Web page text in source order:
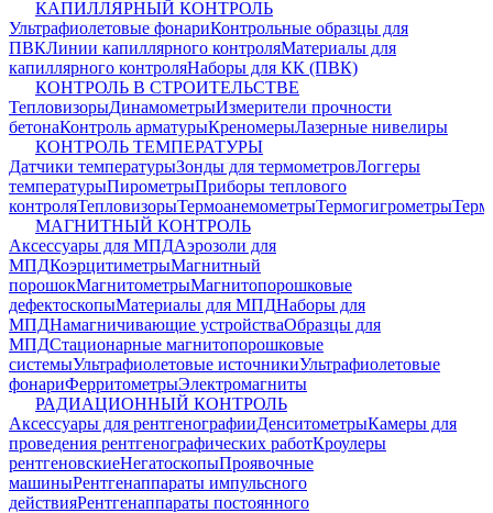
КАПИЛЛЯРНЫЙ КОНТРОЛЬ
Ультрафиолетовые фонариКонтрольные образцы для
ПВКЛинии капиллярного контроляМатериалы для
капиллярного контроляНаборы для КК (ПВК)
КОНТРОЛЬ В СТРОИТЕЛЬСТВЕ
ТепловизорыДинамометрыИзмерители прочности
бетонаКонтроль арматурыКреномерыЛазерные нивелиры
КОНТРОЛЬ ТЕМПЕРАТУРЫ
Датчики температурыЗонды для термометровЛоггеры
температурыПирометрыПриборы теплового
контроляТепловизорыТермоанемометрыТермогигрометры
МАГНИТНЫЙ КОНТРОЛЬ
Аксессуары для МПДАэрозоли для
МПДКоэрцитиметрыМагнитный
порошокМагнитометрыМагнитопорошковые
дефектоскопыМатериалы для МПДНаборы для
МПДНамагничивающие устройстваОбразцы для
МПДСтационарные магнитопорошковые
системыУльтрафиолетовые источникиУльтрафиолетовые
фонариФерритометрыЭлектромагниты
РАДИАЦИОННЫЙ КОНТРОЛЬ
Аксессуары для рентгенографииДенситометрыКамеры для
проведения рентгенографических работКроулеры
рентгеновскиеНегатоскопыПроявочные
машиныРентгенаппараты импульсного
действияРентгенаппараты постоянного